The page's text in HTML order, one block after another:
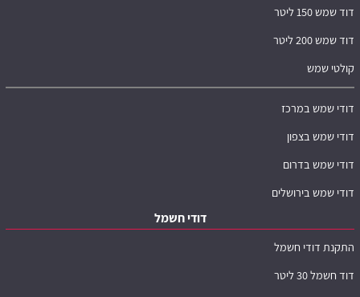
דוד שמש 150 ליטר
דוד שמש 200 ליטר
קולטי שמש
דודי שמש במרכז
דודי שמש בצפון
דודי שמש בדרום
דודי שמש בירושלים
דודי חשמל
התקנת דודי חשמל
דוד חשמל 30 ליטר